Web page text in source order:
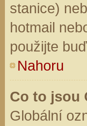
stanice)
hotmail
použijte
Nahoru
Co to jsou
Globální